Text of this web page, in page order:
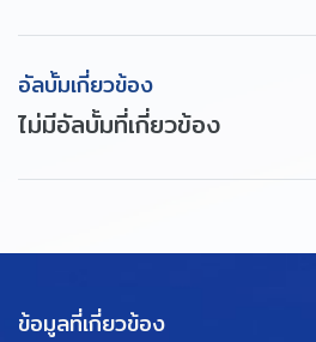
อัลบั้มเกี่ยวข้อง
ไม่มีอัลบั้มที่เกี่ยวข้อง
ข้อมูลที่เกี่ยวข้อง